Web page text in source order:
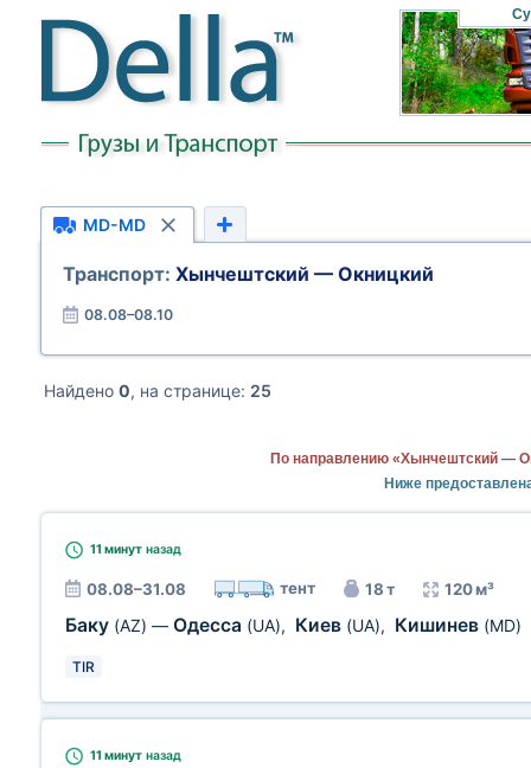
MD-MD
Транспорт: Хынчештский — Окницкий
08.08–08.10
Найдено 0, на странице: 25
По направлению «Хынчештский —
Ниже
11 минут назад
08.08–31.08 тент 18 т 120 м³
Баку (AZ) — Одесса (UA), Киев (UA), Кишинев (MD)
TIR
11 минут назад